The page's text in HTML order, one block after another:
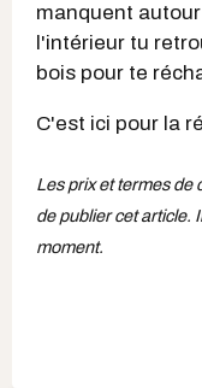
manquent
l'intérieur tu
bois pour te
C'est ici pour la
Les prix et termes de
de publier cet article.
moment.